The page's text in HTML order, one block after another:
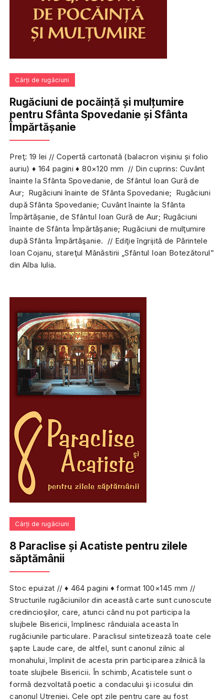
Cărți de rugăciuni
Rugăciuni de pocăință și mulțumire
pentru Sfânta Spovedanie și Sfânta
Împărtășanie
Preţ: 19 lei // Copertă cartonată (balacron vișiniu și folio
auriu) ♦ 164 pagini ♦ 80×120 mm // Din cuprins: Cuvânt
înainte la Sfânta Spovedanie, de Sfântul Ioan Gură de
Aur; Rugăciuni înainte de Sfânta Spovedanie; Rugăciuni
după Sfânta Spovedanie; Cuvânt înainte la Sfânta
Împărtășanie, de Sfântul Ioan Gură de Aur; Rugăciuni
înainte de Sfânta Împărtășanie; Rugăciuni de mulţumire
după Sfânta Împărtăşanie. // Ediţie îngrijită de Părintele
Ioan Cojanu, stareţul Mânăstirii „Sfântul Ioan Botezătorul”
din Alba Iulia.
Cărți de rugăciuni
8 Paraclise și Acatiste pentru zilele
săptămânii
Stoc epuizat // ♦ 464 pagini ♦ format 100×145 mm //
Structurile rugăciunilor din această carte sunt cunoscute
credincioşilor, care, atunci când nu pot participa la
slujbele Bisericii, împlinesc rânduiala aceasta în
rugăciunile particulare. Paraclisul sintetizează toate cele
şapte Laude care, de altfel, sunt canonul zilnic al
monahului, împlinit de acesta prin participarea zilnică la
toate slujbele Bisericii. În schimb, Acatistele sunt o
formă dezvoltată poetic a condacului şi icosului din
canonul Utreniei. Cele opt zile pentru care au fost